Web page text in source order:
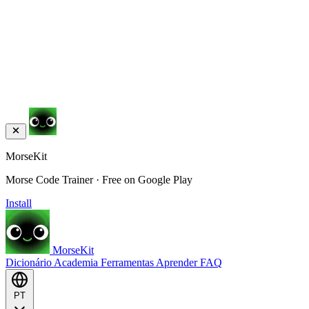
MorseKit
Morse Code Trainer · Free on Google Play
Install
MorseKit
Dicionário Academia Ferramentas AprenderFAQ